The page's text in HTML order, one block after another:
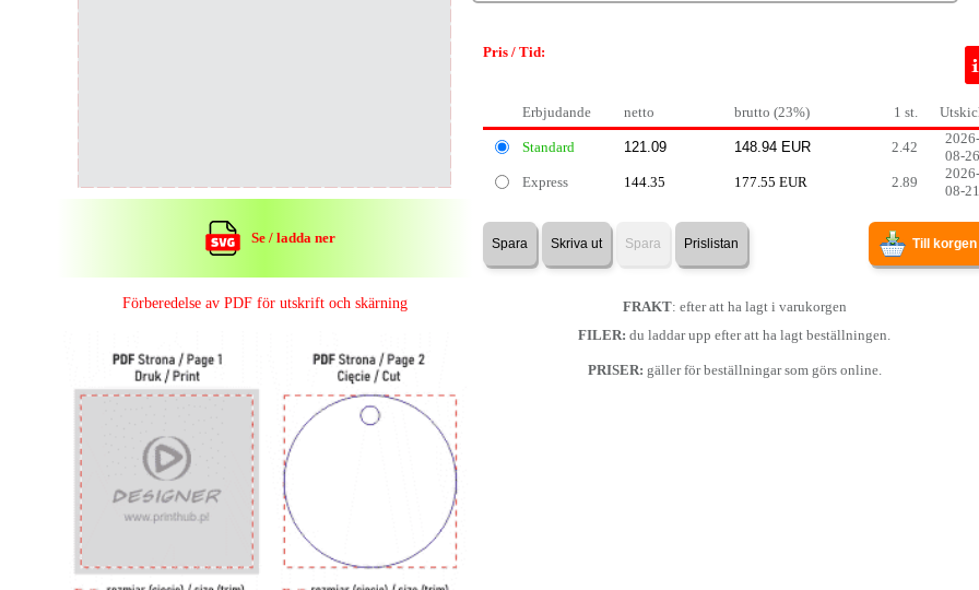
Se / ladda ner
Förberedelse av PDF för utskrift och skärning
Pris / Tid:
Erbjudande netto brutto (23%) 1 st.
Standard 2.42
2026-
08-26
Express
144.35 177.55 EUR 2.89
2026-
08-21
Spara Skriva ut Spara Prislistan Till korgen
FRAKT: efter att ha lagt i varukorgen
FILER: du laddar upp efter att ha lagt beställningen.
PRISER: gäller för beställningar som görs online.